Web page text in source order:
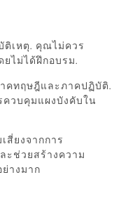
ติเหตุ. คุณไม่ควร
ไม่ได้ฝึกอบรม.
คทฤษฎีและภาคปฏิบัติ.
วบคุมแผงบังคับใน
สี่ยงจากการ
ะช่วยสร้างความ
างมาก